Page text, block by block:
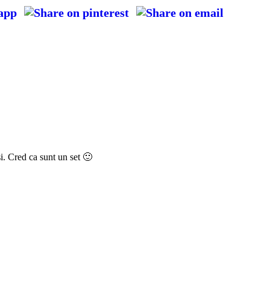
Cred ca sunt un set 🙂